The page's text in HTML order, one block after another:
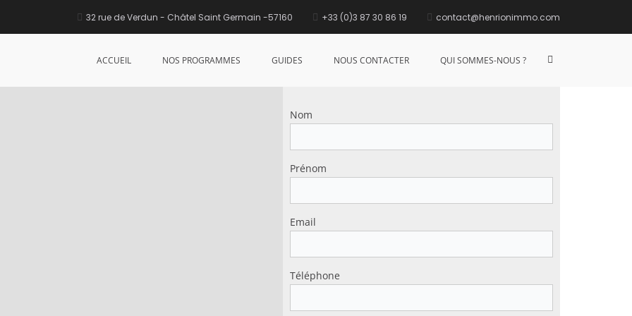
32 rue de Verdun - Châtel Saint Germain -57160 +33 (0)3 87 30 86 19 contact@henrionimmo.com
ACCUEIL NOS PROGRAMMES GUIDES NOUS CONTACTER QUI SOMMES-NOUS ?
Nom
Prénom
Email
Téléphone